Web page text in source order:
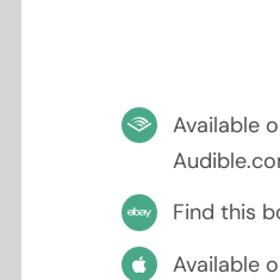
Available
Find this
Available